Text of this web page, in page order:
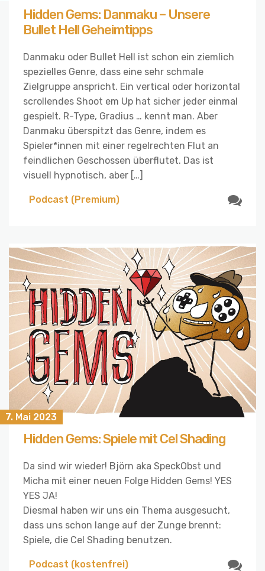
Hidden Gems: Danmaku – Unsere
Bullet Hell Geheimtipps
Danmaku oder Bullet Hell ist schon ein ziemlich
spezielles Genre, dass eine sehr schmale
Zielgruppe anspricht. Ein vertical oder horizontal
scrollendes Shoot em Up hat sicher jeder einmal
gespielt. R-Type, Gradius … kennt man. Aber
Danmaku überspitzt das Genre, indem es
Spieler*innen mit einer regelrechten Flut an
feindlichen Geschossen überflutet. Das ist
visuell hypnotisch, aber […]
Podcast (Premium)
7. Mai 2023
Hidden Gems: Spiele mit Cel Shading
Da sind wir wieder! Björn aka SpeckObst und
Micha mit einer neuen Folge Hidden Gems! YES
YES JA!
Diesmal haben wir uns ein Thema ausgesucht,
dass uns schon lange auf der Zunge brennt:
Spiele, die Cel Shading benutzen.
Podcast (kostenfrei)